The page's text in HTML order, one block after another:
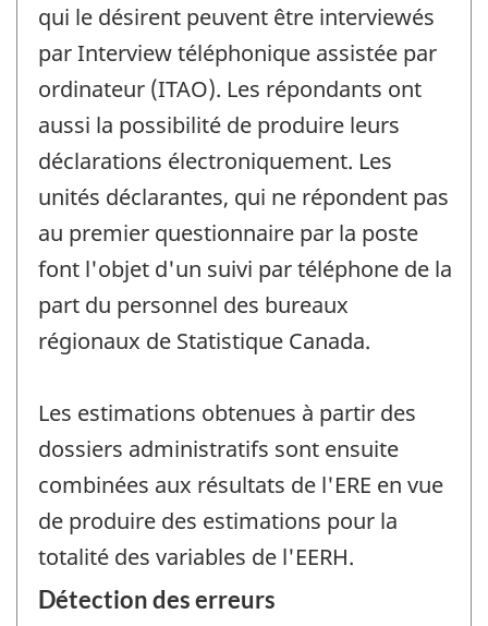
qui le désirent peuvent être interviewés
par Interview téléphonique assistée par
ordinateur (ITAO). Les répondants ont
aussi la possibilité de produire leurs
déclarations électroniquement. Les
unités déclarantes, qui ne répondent pas
au premier questionnaire par la poste
font l'objet d'un suivi par téléphone de la
part du personnel des bureaux
régionaux de Statistique Canada.
Les estimations obtenues à partir des
dossiers administratifs sont ensuite
combinées aux résultats de l'ERE en vue
de produire des estimations pour la
totalité des variables de l'EERH.
Détection des erreurs